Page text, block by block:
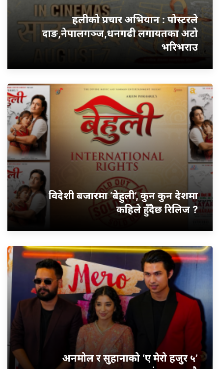
हलीको प्रचार अभियान : पोस्टरले
दाङ,नेपालगञ्ज,धनगढी लगायतका अटो
भरिभराउ
विदेशी बजारमा ‘बेहुली’, कुन कुन देशमा
कहिले हुँदैछ रिलिज ?
अनमोल र सुहानाको ‘ए मेरो हजुर ५’